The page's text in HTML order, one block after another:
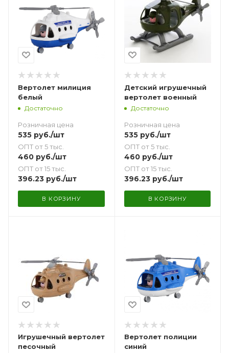
Вертолет милиция
белый
Достаточно
Розничная цена
535 руб./шт
ОПТ от 5 тыс.
460 руб./шт
ОПТ от 15 тыс.
396.23 руб./шт
В КОРЗИНУ
Детский игрушечный
вертолет военный
Достаточно
Розничная цена
535руб./шт
ОПТ от 5 тыс.
460руб./шт
ОПТ от 15 тыс.
396.23руб./шт
В КОРЗИНУ
Игрушечный вертолет
песочный
Вертолет полиции
синий